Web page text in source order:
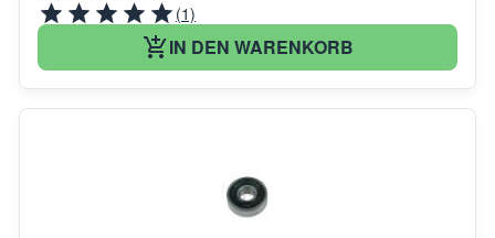
(1)
IN DEN WARENKORB